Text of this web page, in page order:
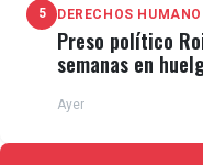
5 DERECHOS
Preso político
semanas en
Ayer